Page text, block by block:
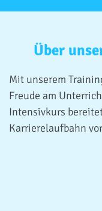
Über
Mit unserem
Freude am
Intensivkurs
Karrierelaufbahn